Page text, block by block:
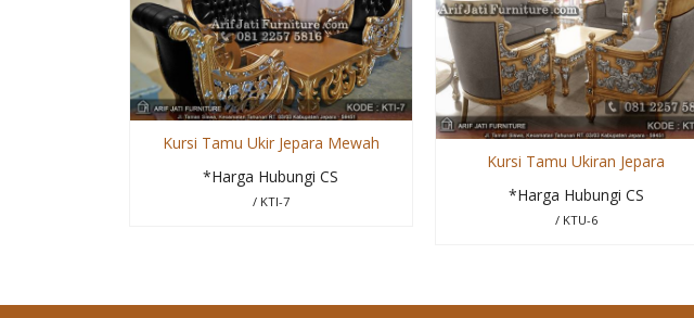
Kursi Tamu Ukir Jepara Mewah
*Harga Hubungi CS
/ KTI-7
Kursi Tamu Ukiran Jepara
*Harga Hubungi CS
/ KTU-6